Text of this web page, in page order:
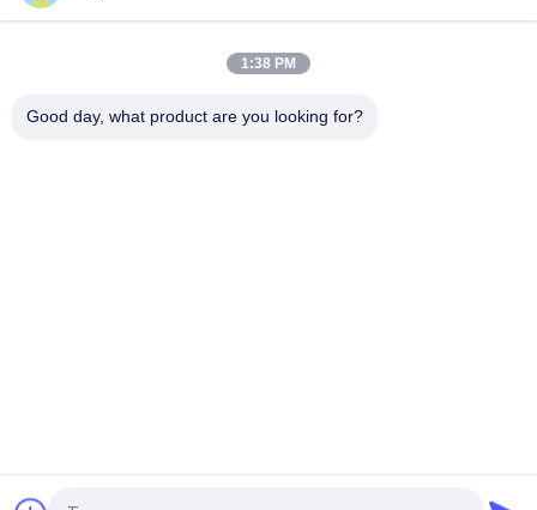
Écran de vibration de asséchage de la granularité 0.35mm de
20TPH 45%
type horizontal broyeur de 23r/min 900×1800mm à boulets de
1:38 PM
Good day, what product are you looking for?